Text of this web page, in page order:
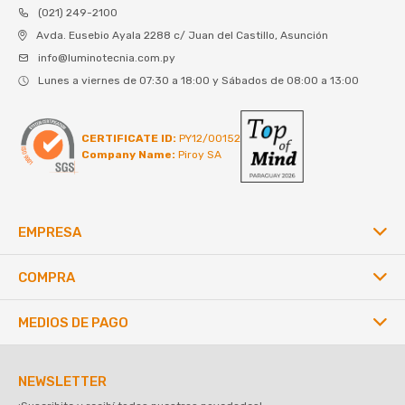
(021) 249-2100
Avda. Eusebio Ayala 2288 c/ Juan del Castillo, Asunción
info@luminotecnia.com.py
Lunes a viernes de 07:30 a 18:00 y Sábados de 08:00 a 13:00
CERTIFICATE ID: PY12/00152
Company Name: Piroy SA
EMPRESA
COMPRA
NEWSLETTER
MEDIOS DE PAGO